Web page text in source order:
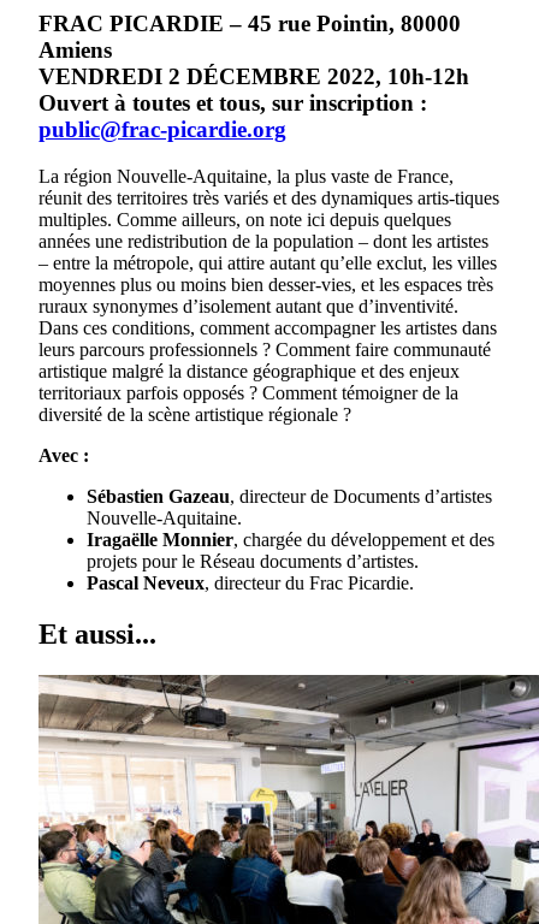
FRAC PICARDIE – 45 rue Pointin, 80000
Amiens
VENDREDI 2 DÉCEMBRE 2022, 10h-12h
Ouvert à toutes et tous, sur inscription :
public@frac-picardie.org
La région Nouvelle-Aquitaine, la plus vaste de France,
réunit des territoires très variés et des dynamiques artis-tiques
multiples. Comme ailleurs, on note ici depuis quelques
années une redistribution de la population – dont les artistes
– entre la métropole, qui attire autant qu’elle exclut, les villes
moyennes plus ou moins bien desser-vies, et les espaces très
ruraux synonymes d’isolement autant que d’inventivité.
Dans ces conditions, comment accompagner les artistes dans
leurs parcours professionnels ? Comment faire communauté
artistique malgré la distance géographique et des enjeux
territoriaux parfois opposés ? Comment témoigner de la
diversité de la scène artistique régionale ?
Avec :
Sébastien Gazeau, directeur de Documents d’artistes
Nouvelle-Aquitaine.
Iragaëlle Monnier, chargée du développement et des
projets pour le Réseau documents d’artistes.
Pascal Neveux, directeur du Frac Picardie.
Et aussi...